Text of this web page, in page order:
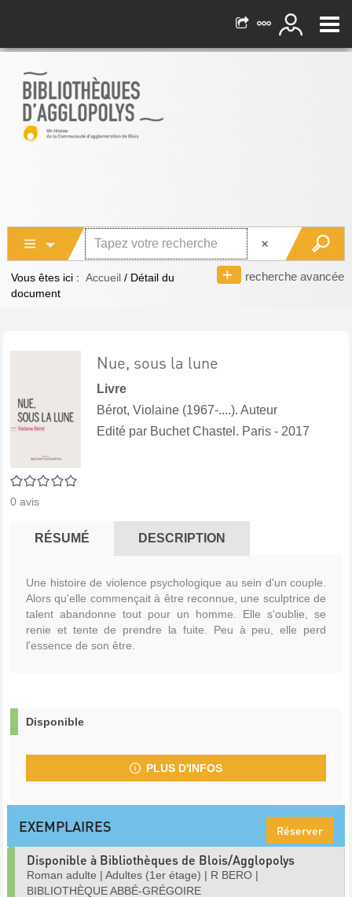
recherche avancée
Vous êtes ici : Accueil / Détail du
document
0/5
0 avis
Nue, sous la lune
Livre
Bérot, Violaine (1967-....). Auteur
Edité par Buchet Chastel. Paris - 2017
RÉSUMÉ DESCRIPTION
Une histoire de violence psychologique au sein d'un couple.
Alors qu'elle commençait à être reconnue, une sculptrice de
talent abandonne tout pour un homme. Elle s'oublie, se
renie et tente de prendre la fuite. Peu à peu, elle perd
l'essence de son être.
Disponible
PLUS D'INFOS
EXEMPLAIRES Réserver
Disponible à Bibliothèques de Blois/Agglopolys
Roman adulte | Adultes (1er étage) | R BERO |
BIBLIOTHÈQUE ABBÉ-GRÉGOIRE